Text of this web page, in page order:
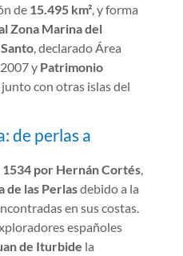
de 15.495 km² , y forma
Zona Marina del
, declarado Área
y Patrimonio
junto con otras islas del
de perlas a
1534 por Hernán Cortés,
de las Perlasdebido a la
en sus costas.
españoles
de Iturbide la